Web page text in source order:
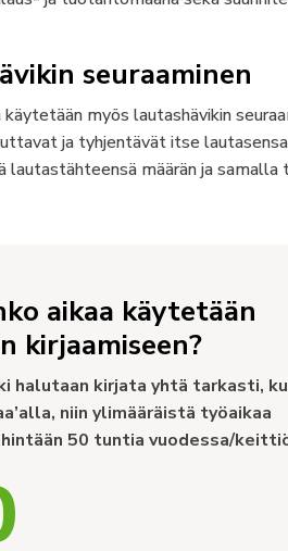
seuraaminen
käytetään myös lautashävikin
ja tyhjentävät itse
lautastähteensä määrän ja
aikaa käytetään
kirjaamiseen?
halutaan kirjata yhtä tarkasti,
niin ylimääräistä työaikaa
50 tuntia vuodessa/